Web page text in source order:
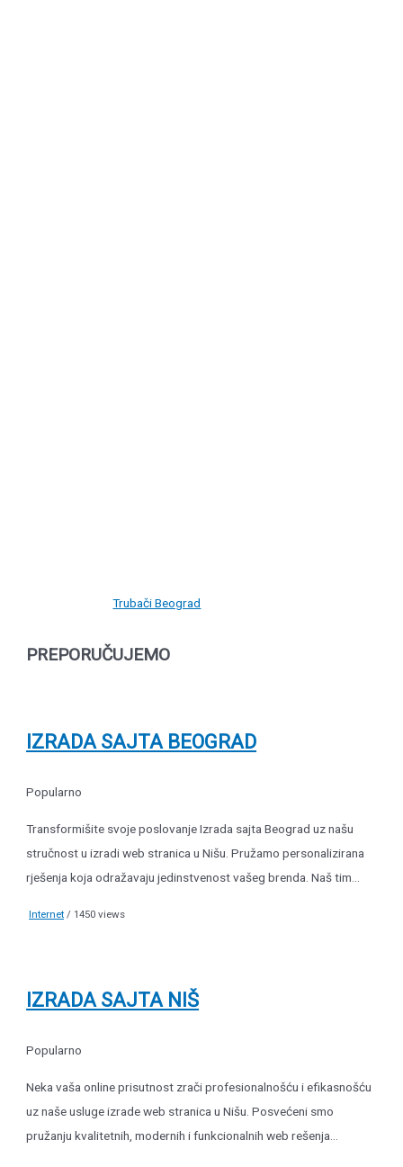
Trubači Beograd
PREPORUČUJEMO
IZRADA SAJTA BEOGRAD
Popularno
Transformišite svoje poslovanje Izrada sajta Beograd uz našu
stručnost u izradi web stranica u Nišu. Pružamo personalizirana
rješenja koja odražavaju jedinstvenost vašeg brenda. Naš tim...
Internet / 1450 views
IZRADA SAJTA NIŠ
Popularno
Neka vaša online prisutnost zrači profesionalnošću i efikasnošću
uz naše usluge izrade web stranica u Nišu. Posvećeni smo
pružanju kvalitetnih, modernih i funkcionalnih web rešenja...